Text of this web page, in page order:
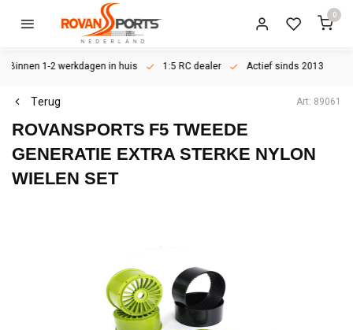
0
Binnen 1-2 werkdagen in huis 1:5 RC dealer Actief sinds 2013
Terug Art: 89061
ROVANSPORTS F5 TWEEDE
GENERATIE EXTRA STERKE NYLON
WIELEN SET